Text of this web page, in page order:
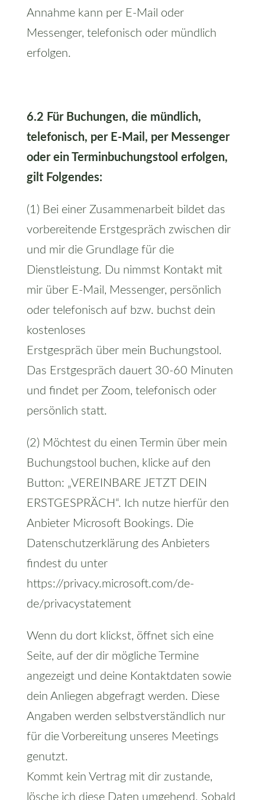
Annahme kann per E-Mail oder
Messenger, telefonisch oder mündlich
erfolgen.
6.2 Für Buchungen, die mündlich,
telefonisch, per E-Mail, per Messenger
oder ein Terminbuchungstool erfolgen,
gilt Folgendes:
(1) Bei einer Zusammenarbeit bildet das
vorbereitende Erstgespräch zwischen dir
und mir die Grundlage für die
Dienstleistung. Du nimmst Kontakt mit
mir über E-Mail, Messenger, persönlich
oder telefonisch auf bzw. buchst dein
kostenloses
Erstgespräch über mein Buchungstool.
Das Erstgespräch dauert 30-60 Minuten
und findet per Zoom, telefonisch oder
persönlich statt.
(2) Möchtest du einen Termin über mein
Buchungstool buchen, klicke auf den
Button: „VEREINBARE JETZT DEIN
ERSTGESPRÄCH“. Ich nutze hierfür den
Anbieter Microsoft Bookings. Die
Datenschutzerklärung des Anbieters
findest du unter
https://privacy.microsoft.com/de-
de/privacystatement
Wenn du dort klickst, öffnet sich eine
Seite, auf der dir mögliche Termine
angezeigt und deine Kontaktdaten sowie
dein Anliegen abgefragt werden. Diese
Angaben werden selbstverständlich nur
für die Vorbereitung unseres Meetings
genutzt.
Kommt kein Vertrag mit dir zustande,
lösche ich diese Daten umgehend. Sobald